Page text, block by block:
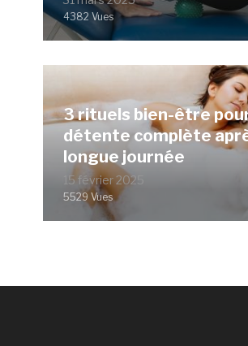
4382 Vues
3 rituels bien-être
détente complète
longue journée
15 février 2025
5529 Vues